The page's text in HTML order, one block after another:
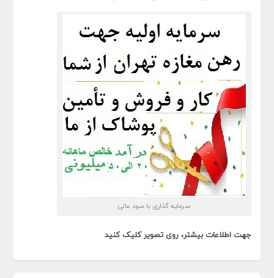
سرمایه گذاری با سود عالی
جهت اطلاعات بیشتر، روی تصویر کلیک کنید